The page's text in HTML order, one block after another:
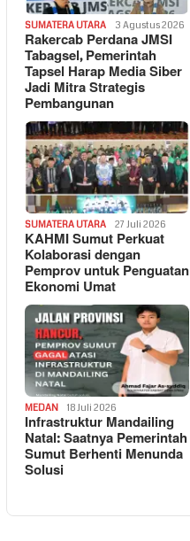
SUMATERA UTARA 3 Agustus 2026
Rakercab Perdana JMSI
Tabagsel, Pemerintah
Tapsel Harap Media Siber
Jadi Mitra Strategis
Pembangunan
SUMATERA UTARA 27 Juli 2026
KAHMI Sumut Perkuat
Kolaborasi dengan
Pemprov untuk Penguatan
Ekonomi Umat
MEDAN 18 Juli 2026
Infrastruktur Mandailing
Natal: Saatnya Pemerintah
Sumut Berhenti Menunda
Solusi